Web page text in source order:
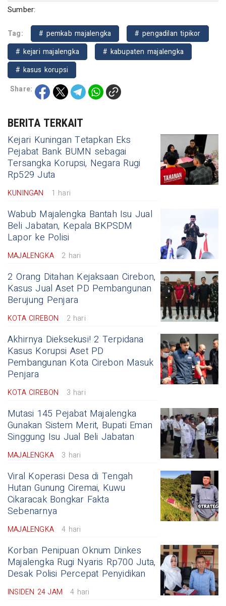
Sumber:
Tag: # pemkab majalengka
# pengadilan tipikor
# kejari majalengka
# kabupaten majalengka
# kasus korupsi
Share:
BERITA TERKAIT
Kejari Kuningan Tetapkan Eks
Pejabat Bank BUMN sebagai
Tersangka Korupsi, Negara Rugi
Rp529 Juta
KUNINGAN 1 hari
Wabub Majalengka Bantah Isu Jual
Beli Jabatan, Kepala BKPSDM
Lapor ke Polisi
MAJALENGKA 2 hari
2 Orang Ditahan Kejaksaan Cirebon,
Kasus Jual Aset PD Pembangunan
Berujung Penjara
KOTA CIREBON 2 hari
Akhirnya Dieksekusi! 2 Terpidana
Kasus Korupsi Aset PD
Pembangunan Kota Cirebon Masuk
Penjara
KOTA CIREBON 3 hari
Mutasi 145 Pejabat Majalengka
Gunakan Sistem Merit, Bupati Eman
Singgung Isu Jual Beli Jabatan
MAJALENGKA 3 hari
Viral Koperasi Desa di Tengah
Hutan Gunung Ciremai, Kuwu
Cikaracak Bongkar Fakta
Sebenarnya
MAJALENGKA 4 hari
Korban Penipuan Oknum Dinkes
Majalengka Rugi Nyaris Rp700 Juta,
Desak Polisi Percepat Penyidikan
INSIDEN 24 JAM 4 hari